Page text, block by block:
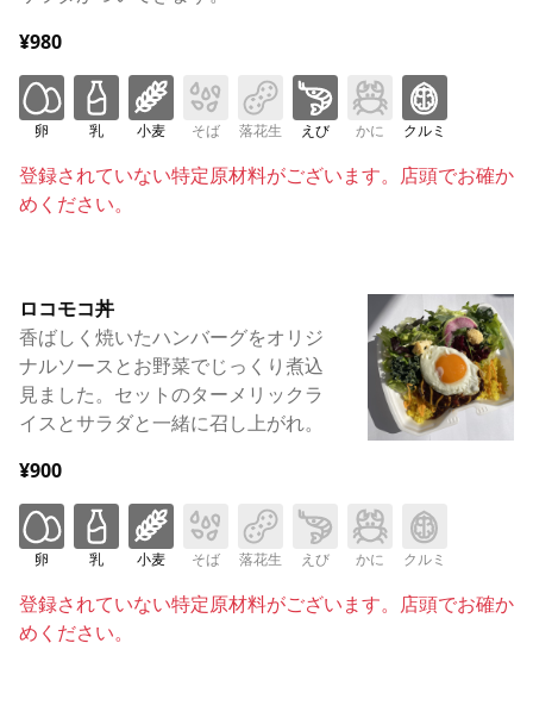
¥980
卵 乳 小麦 そば 落花生 えび かに クルミ
登録されていない特定原材料がございます。店頭でお確か
めください。
ロコモコ丼
香ばしく焼いたハンバーグをオリジ
ナルソースとお野菜でじっくり煮込
見ました。セットのターメリックラ
イスとサラダと一緒に召し上がれ。
¥900
卵 乳 小麦 そば 落花生 えび かに クルミ
登録されていない特定原材料がございます。店頭でお確か
めください。